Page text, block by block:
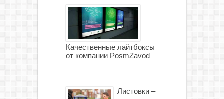
Качественные лайтбоксы
от компании PosmZavod
Листовки –